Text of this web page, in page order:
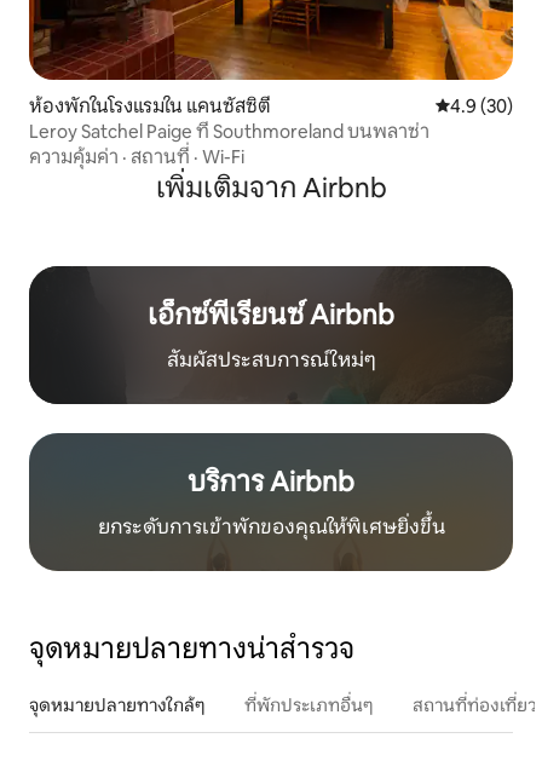
ห้องพักในโรงแรมใน แคนซัสซิตี คะแนนเฉลี่ย
4.9 (30)
Leroy Satchel Paige ที่ Southmoreland บนพลาซ่า
ความคุ้มค่า · สถานที่ · Wi-Fi
เพิ่มเติมจาก Airbnb
เอ็กซ์พีเรียนซ์ Airbnb
สัมผัสประสบการณ์ใหม่ๆ
บริการ Airbnb
ยกระดับการเข้าพักของคุณให้พิเศษยิ่งขึ้น
จุดหมายปลายทางน่าสำรวจ
จุดหมายปลายทางใกล้ๆ ที่พักประเภทอื่นๆ สถานที่ท่องเที่ย